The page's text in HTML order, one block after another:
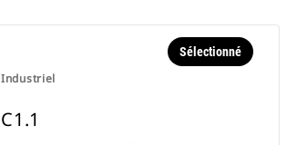
Industriel
Sélectionné
C1.1